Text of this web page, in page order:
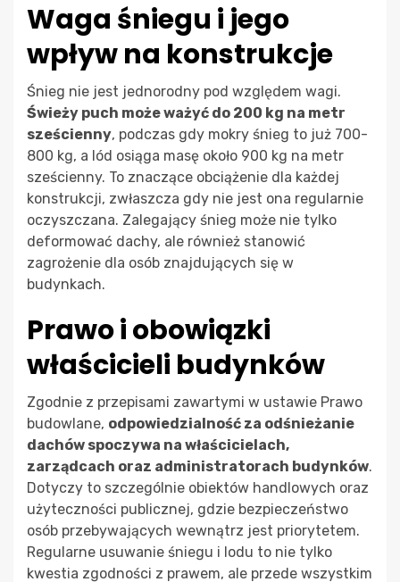
Waga śniegu i jego
wpływ na konstrukcje
Śnieg nie jest jednorodny pod względem wagi.
Świeży puch może ważyć do 200 kg na metr
sześcienny, podczas gdy mokry śnieg to już 700-
800 kg, a lód osiąga masę około 900 kg na metr
sześcienny. To znaczące obciążenie dla każdej
konstrukcji, zwłaszcza gdy nie jest ona regularnie
oczyszczana. Zalegający śnieg może nie tylko
deformować dachy, ale również stanowić
zagrożenie dla osób znajdujących się w
budynkach.
Prawo i obowiązki
właścicieli budynków
Zgodnie z przepisami zawartymi w ustawie Prawo
budowlane, odpowiedzialność za odśnieżanie
dachów spoczywa na właścicielach,
zarządcach oraz administratorach budynków.
Dotyczy to szczególnie obiektów handlowych oraz
użyteczności publicznej, gdzie bezpieczeństwo
osób przebywających wewnątrz jest priorytetem.
Regularne usuwanie śniegu i lodu to nie tylko
kwestia zgodności z prawem, ale przede wszystkim